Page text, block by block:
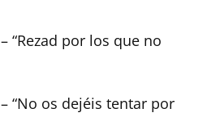
– “Rezad por los que no
– “No os dejéis tentar por